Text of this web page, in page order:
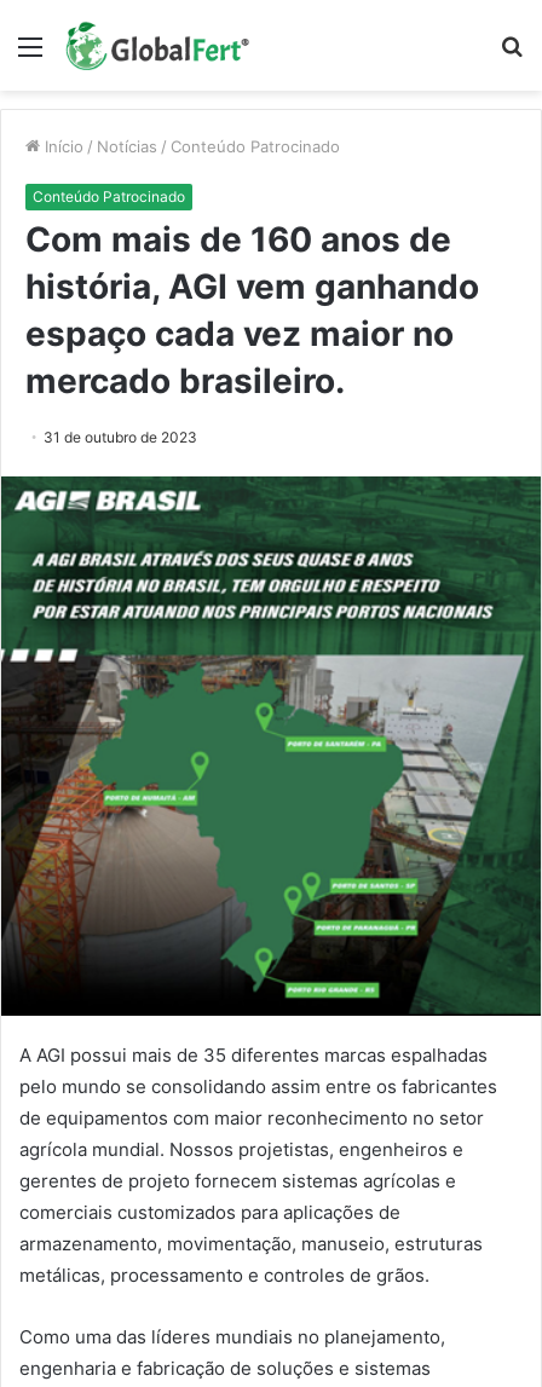
Menu
Início / Notícias / Conteúdo Patrocinado
Conteúdo Patrocinado
Com mais de 160 anos de
história, AGI vem ganhando
espaço cada vez maior no
mercado brasileiro.
31 de outubro de 2023
A AGI possui mais de 35 diferentes marcas espalhadas
pelo mundo se consolidando assim entre os fabricantes
de equipamentos com maior reconhecimento no setor
agrícola mundial. Nossos projetistas, engenheiros e
gerentes de projeto fornecem sistemas agrícolas e
comerciais customizados para aplicações de
armazenamento, movimentação, manuseio, estruturas
metálicas, processamento e controles de grãos.
Como uma das líderes mundiais no planejamento,
engenharia e fabricação de soluções e sistemas